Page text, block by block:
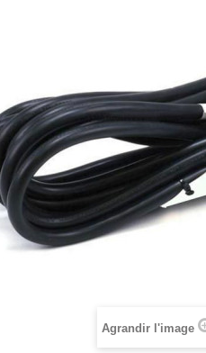
Agrandir l'image